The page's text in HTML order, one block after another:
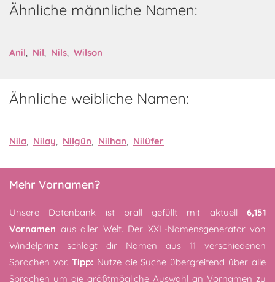
Ähnliche männliche Namen:
Anil, Nil, Nils, Wilson
Ähnliche weibliche Namen:
Nila, Nilay, Nilgün, Nilhan, Nilüfer
Mehr Vornamen?
Unsere Datenbank ist prall gefüllt mit aktuell 6,151
Vornamen aus aller Welt. Der XXL-Namensgenerator von
Windelprinz schlägt dir Namen aus 11 verschiedenen
Sprachen vor. Tipp: Nutze die Suche übergreifend über alle
Sprachen um die größtmögliche Auswahl an Vornamen zu